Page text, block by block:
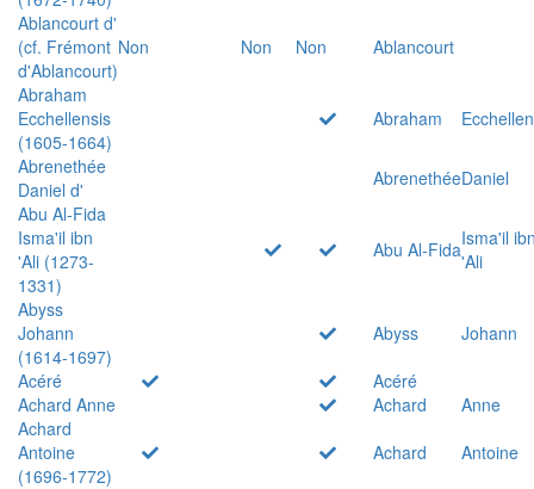
Ablancourt d'
(cf. Frémont
d'Ablancourt)
Non Non Non
Ablancourt
Abraham
Ecchellensis
(1605-1664)
Abraham
Abrenethée
Daniel d'
AbrenethéeDaniel
Abu Al-Fida
Isma'il ibn
'Ali (1273-
1331)
Abu Al-FidaIsma'il
'Ali
Abyss
Johann
(1614-1697)
Abyss
Johann
Acéré
Acéré
Achard Anne
Achard
Anne
Achard
Antoine
(1696-1772)
Achard
Antoine